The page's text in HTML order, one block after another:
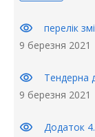
visibility
перелік
9 березня 2021
visibility
Тендерна
9 березня 2021
visibility
Додаток